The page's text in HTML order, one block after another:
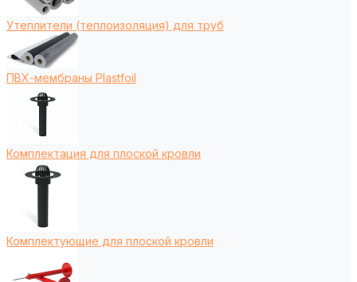
Утеплители (теплоизоляция) для труб
ПВХ-мембраны Plastfoil
Комплектация для плоской кровли
Комплектующие для плоской кровли